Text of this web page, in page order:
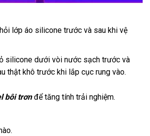
lớp áo silicone trước và sau khi vệ
silicone dưới vòi nước sạch trước và
thật khô trước khi lắp cục rung vào.
bôi trơn để tăng tính trải nghiệm.